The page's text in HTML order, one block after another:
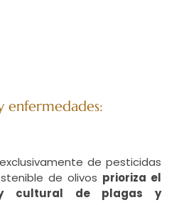
enfermedades:
de pesticidas
de olivos prioriza el
cultural de plagas y